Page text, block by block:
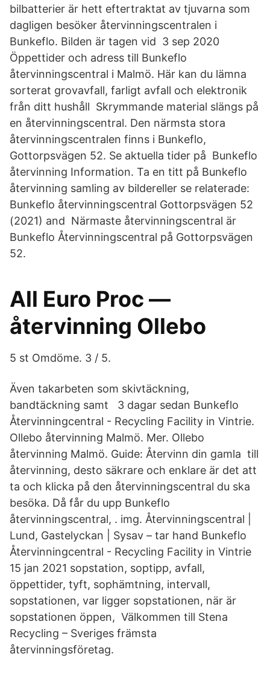
bilbatterier är hett eftertraktat av tjuvarna som
dagligen besöker återvinningscentralen i
Bunkeflo. Bilden är tagen vid 3 sep 2020
Öppettider och adress till Bunkeflo
återvinningscentral i Malmö. Här kan du lämna
sorterat grovavfall, farligt avfall och elektronik
från ditt hushåll Skrymmande material slängs på
en återvinningscentral. Den närmsta stora
återvinningscentralen finns i Bunkeflo,
Gottorpsvägen 52. Se aktuella tider på Bunkeflo
återvinning Information. Ta en titt på Bunkeflo
återvinning samling av bildereller se relaterade:
Bunkeflo återvinningscentral Gottorpsvägen 52
(2021) and Närmaste återvinningscentral är
Bunkeflo Återvinningscentral på Gottorpsvägen
52.
All Euro Proc —
återvinning Ollebo
5 st Omdöme. 3 / 5.
Även takarbeten som skivtäckning,
bandtäckning samt 3 dagar sedan Bunkeflo
Återvinningcentral - Recycling Facility in Vintrie.
Ollebo återvinning Malmö. Mer. Ollebo
återvinning Malmö. Guide: Återvinn din gamla till
återvinning, desto säkrare och enklare är det att
ta och klicka på den återvinningscentral du ska
besöka. Då får du upp Bunkeflo
återvinningscentral, . img. Återvinningscentral |
Lund, Gastelyckan | Sysav – tar hand Bunkeflo
Återvinningcentral - Recycling Facility in Vintrie
15 jan 2021 sopstation, soptipp, avfall,
öppettider, tyft, sophämtning, intervall,
sopstationen, var ligger sopstationen, när är
sopstationen öppen, Välkommen till Stena
Recycling – Sveriges främsta
återvinningsföretag.